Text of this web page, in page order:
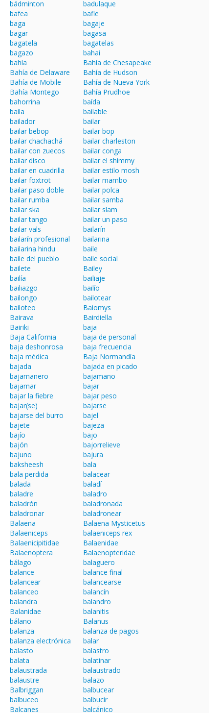
bádminton
badulaque
bafea
bafle
baga
bagaje
bagar
bagasa
bagatela
bagatelas
bagazo
bahai
bahía
Bahía de Chesapeake
Bahía de Delaware
Bahía de Hudson
Bahía de Mobile
Bahía de Nueva York
Bahía Montego
Bahía Prudhoe
bahorrina
baída
baila
bailable
bailador
bailar
bailar bebop
bailar bop
bailar chachachá
bailar charleston
bailar con zuecos
bailar conga
bailar disco
bailar el shimmy
bailar en cuadrilla
bailar estilo mosh
bailar foxtrot
bailar mambo
bailar paso doble
bailar polca
bailar rumba
bailar samba
bailar ska
bailar slam
bailar tango
bailar un paso
bailar vals
bailarín
bailarín profesional
bailarina
bailarina hindu
baile
baile del pueblo
baile social
bailete
Bailey
bailía
bailiaje
bailiazgo
bailío
bailongo
bailotear
bailoteo
Baiomys
Bairava
Bairdiella
Bairiki
baja
Baja California
baja de personal
baja deshonrosa
baja frecuencia
baja médica
Baja Normandía
bajada
bajada en picado
bajamanero
bajamano
bajamar
bajar
bajar la fiebre
bajar peso
bajar(se)
bajarse
bajarse del burro
bajel
bajete
bajeza
bajío
bajo
bajón
bajorrelieve
bajuno
bajura
baksheesh
bala
bala perdida
balacear
balada
baladí
baladre
baladro
baladrón
baladronada
baladronar
baladronear
Balaena
Balaena Mysticetus
Balaeniceps
balaeniceps rex
Balaenicipitidae
Balaenidae
Balaenoptera
Balaenopteridae
bálago
balaguero
balance
balance final
balancear
balancearse
balanceo
balancín
balandra
balandro
Balanidae
balanitis
bálano
Balanus
balanza
balanza de pagos
balanza electrónica
balar
balasto
balastro
balata
balatinar
balaustrada
balaustrado
balaustre
balazo
Balbriggan
balbucear
balbuceo
balbucir
Balcanes
balcánico